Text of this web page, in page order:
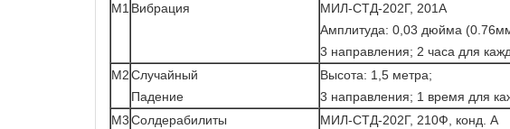
М1 Вибрация
МИЛ-СТД-202Г, 201А
Амплитуда: 0,03 дюйма
3 направления; 2 часа для
М2Случайный
Падение
Высота: 1,5 метра;
3 направления; 1 время для
М3Солдерабилиты
МИЛ-СТД-202Г, 210Ф, конд. А